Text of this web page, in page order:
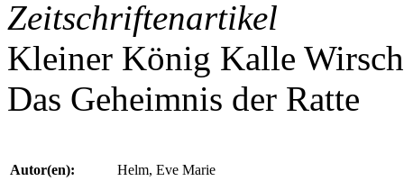
Zeitschriftenartikel
Kleiner König Kalle
Das Geheimnis der Ratte
Autor(en):
Helm, Eve Marie